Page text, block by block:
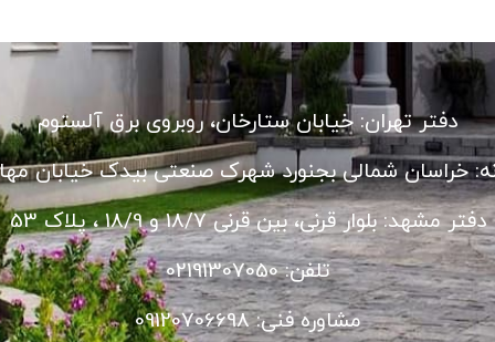
دفتر تهران: خیابان ستارخان، روبروی برق آلستوم
خراسان شمالی بجنورد شهرک صنعتی بیدک خیابان
دفتر مشهد: بلوار قرنی، بین قرنی 18/7 و 18/9 ، پلاک 53
تلفن: 02191307050
مشاوره فنی: 09120706698